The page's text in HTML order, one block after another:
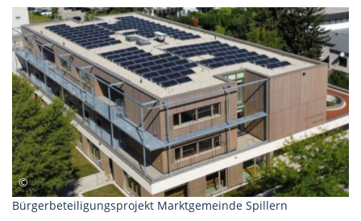
Bürgerbeteiligungsprojekt Marktgemeinde Spillern